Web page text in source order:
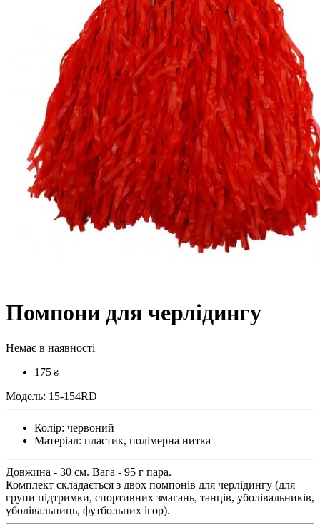
Помпони для черлідингу
Немає в наявності
175 ₴
Модель: 15-154RD
Колір: червоний
Матеріал: пластик, полімерна нитка
Довжина - 30 см. Вага - 95 г пара.
Комплект складається з двох помпонів для черлідингу (для
групи підтримки, спортивних змагань, танців, уболівальників,
уболівальниць, футбольних ігор).